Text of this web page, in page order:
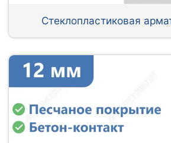
Стеклопластиковая